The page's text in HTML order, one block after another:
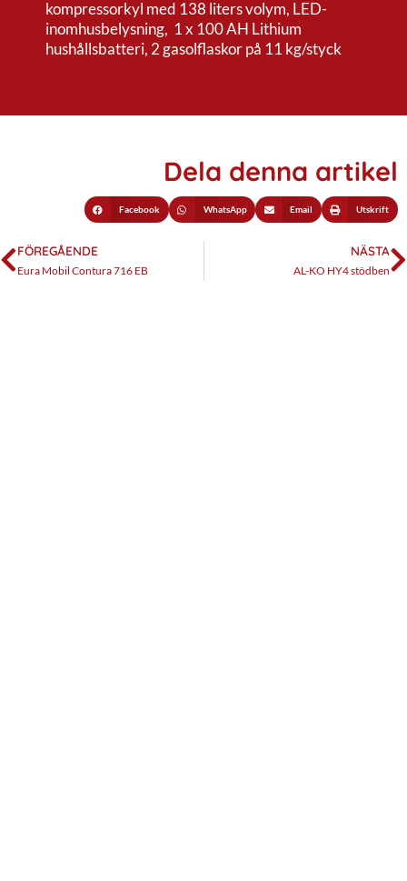
kompressorkyl med 138 liters volym, LED-
inomhusbelysning, 1 x 100 AH Lithium
hushållsbatteri, 2 gasolflaskor på 11 kg/styck
Dela denna artikel
Facebook WhatsApp Email Utskrift
FÖREGÅENDE
Eura Mobil Contura 716 EB
NÄSTA
AL-KO HY4 stödben